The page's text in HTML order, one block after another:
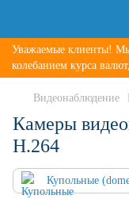
Уважаемые клиенты!
колебанием курса
Видеонаблюдение
Камеры
H.264
Купольные